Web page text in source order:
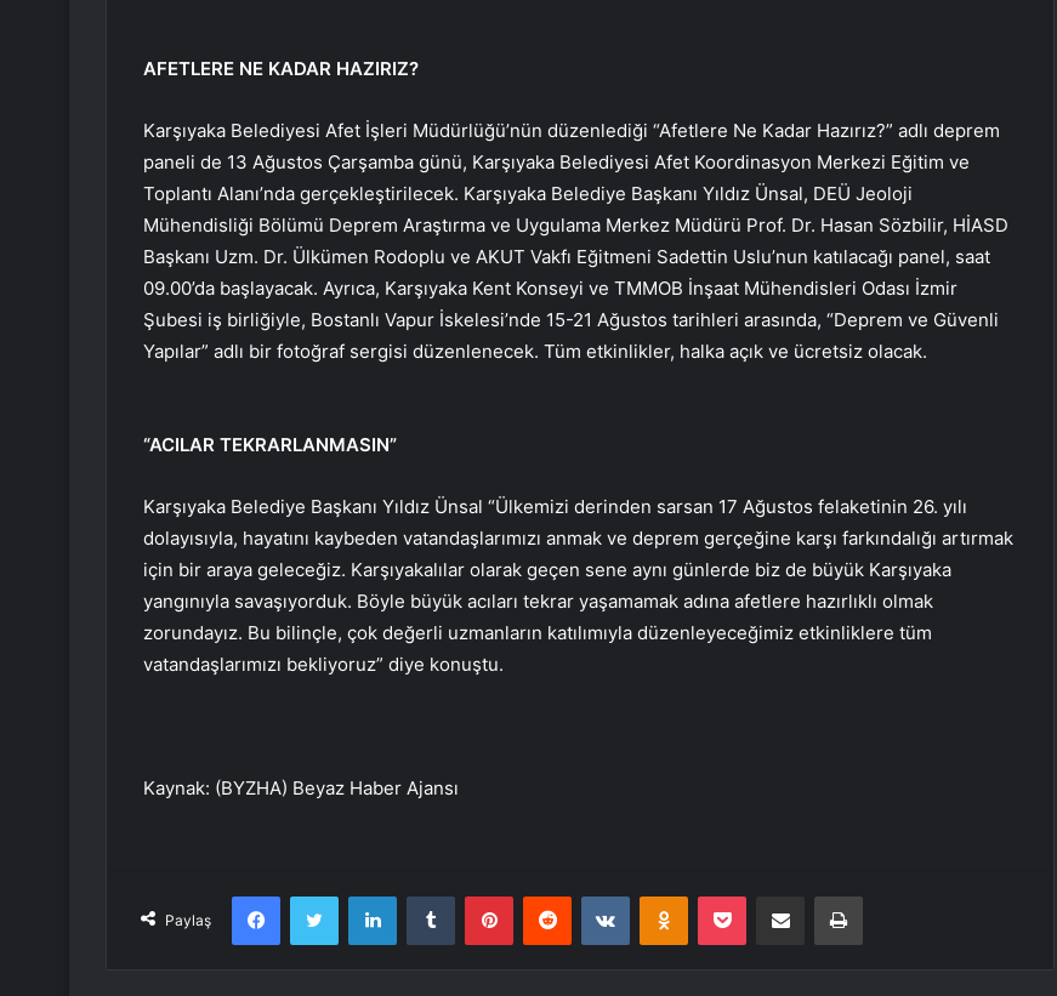
AFETLERE NE KADAR HAZIRIZ?
Karşıyaka Belediyesi Afet İşleri Müdürlüğü’nün düzenlediği “Afetlere Ne Kadar Hazırız?” adlı deprem
paneli de 13 Ağustos Çarşamba günü, Karşıyaka Belediyesi Afet Koordinasyon Merkezi Eğitim ve
Toplantı Alanı’nda gerçekleştirilecek. Karşıyaka Belediye Başkanı Yıldız Ünsal, DEÜ Jeoloji
Mühendisliği Bölümü Deprem Araştırma ve Uygulama Merkez Müdürü Prof. Dr. Hasan Sözbilir, HİASD
Başkanı Uzm. Dr. Ülkümen Rodoplu ve AKUT Vakfı Eğitmeni Sadettin Uslu’nun katılacağı panel, saat
09.00’da başlayacak. Ayrıca, Karşıyaka Kent Konseyi ve TMMOB İnşaat Mühendisleri Odası İzmir
Şubesi iş birliğiyle, Bostanlı Vapur İskelesi’nde 15-21 Ağustos tarihleri arasında, “Deprem ve Güvenli
Yapılar” adlı bir fotoğraf sergisi düzenlenecek. Tüm etkinlikler, halka açık ve ücretsiz olacak.
“ACILAR TEKRARLANMASIN”
Karşıyaka Belediye Başkanı Yıldız Ünsal “Ülkemizi derinden sarsan 17 Ağustos felaketinin 26. yılı
dolayısıyla, hayatını kaybeden vatandaşlarımızı anmak ve deprem gerçeğine karşı farkındalığı artırmak
için bir araya geleceğiz. Karşıyakalılar olarak geçen sene aynı günlerde biz de büyük Karşıyaka
yangınıyla savaşıyorduk. Böyle büyük acıları tekrar yaşamamak adına afetlere hazırlıklı olmak
zorundayız. Bu bilinçle, çok değerli uzmanların katılımıyla düzenleyeceğimiz etkinliklere tüm
vatandaşlarımızı bekliyoruz” diye konuştu.
Kaynak: (BYZHA) Beyaz Haber Ajansı
Paylaş
FacebookTwitter LinkedInTumblr PinterestReddit VKontakteOdnoklassniki
Pocket E-Posta ile paylaş Yazdır